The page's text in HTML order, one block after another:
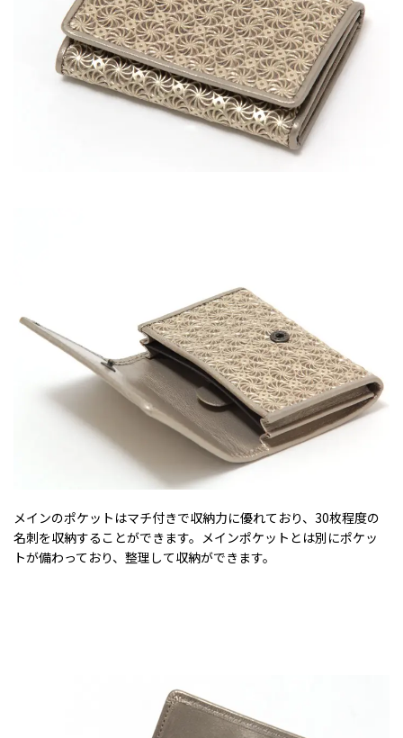
メインのポケットはマチ付きで収納力に優れており、30枚程度の
名刺を収納することができます。メインポケットとは別にポケッ
トが備わっており、整理して収納ができます。